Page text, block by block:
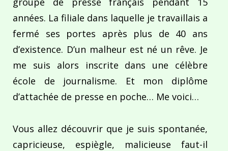
années. La filiale dans laquelle je travaillais a
fermé ses portes après plus de 40 ans
d’existence. D’un malheur est né un rêve. Je
me suis alors inscrite dans une célèbre
école de journalisme. Et mon diplôme
d’attachée de presse en poche… Me voici…
Vous allez découvrir que je suis spontanée,
capricieuse, espiègle, malicieuse faut-il